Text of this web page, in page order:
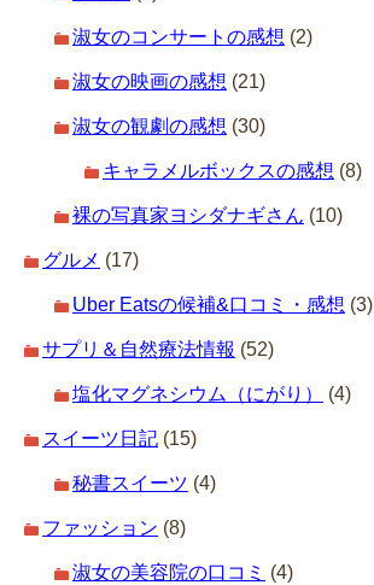
淑女のコンサートの感想 (2)
淑女の映画の感想 (21)
淑女の観劇の感想 (30)
キャラメルボックスの感想 (8)
裸の写真家ヨシダナギさん (10)
グルメ (17)
Uber Eatsの候補&口コミ・感想 (3)
サプリ＆自然療法情報 (52)
塩化マグネシウム（にがり） (4)
スイーツ日記 (15)
秘書スイーツ (4)
ファッション (8)
淑女の美容院の口コミ (4)